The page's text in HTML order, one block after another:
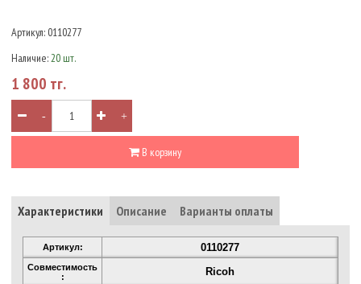
Артикул: 0110277
Наличие: 20 шт.
1 800 тг.
- +
В корзину
Характеристики Описание Варианты оплаты
Артикул: 0110277
Совместимость
:
Ricoh